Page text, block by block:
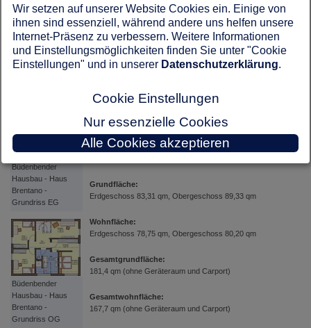
Büdenbender
Büdenbender
Hausbau - Haus
Brentano -
Grundriss EG
Büdenbender
Hausbau - Haus
Brentano -
Grundriss OG
Natürlich, wie immer bei Büdenbender, zeichet sich das
Haus durch das besondere Wohnklima der
diffusionsoffenen Außenwandatmo -tec®aus.
"Brentano" Musterhaus Frechen
Bauweise:
Grundfläche:
Erdgeschoss 83,31 qm, Obergeschoss 89,33 qm
Wohnfläche:
Erdgeschoss 78,75 qm, Obergeschoss 80,20 qm
Gesamtgrundfläche:
181,4 qm (ohne Geräteraum und Carport)
Gesamtwohnfläche:
167,7 qm (ohne Geräteraum und Carport)
Wir setzen auf unserer Website Cookies ein. Einige von
ihnen sind essenziell, während andere uns helfen unsere
Internet-Präsenz zu verbessern. Weitere Informationen
und Einstellungsmöglichkeiten finden Sie unter "Cookie
Einstellungen" und in unserer Datenschutzerklärung.
Cookie Einstellungen
Nur essenzielle Cookies
Alle Cookies akzeptieren